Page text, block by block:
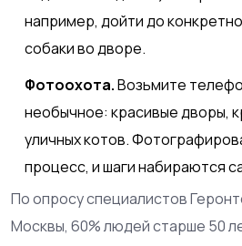
например, дойти до
собаки во дворе.
Фотоохота.Возьмите
необычное: красивые дворы,
уличных котов.
процесс, и шаги набираются
По опросу специалистов
Москвы, 60% людей старше 50